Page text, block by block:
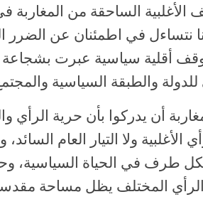
الأغلبية الساحقة من
نتساءل في اطمئنان عن الضرر
أقلية سياسية عبرت بشجاعة
والطبقة السياسية
أن يدركوا بأن حرية الرأي
الأغلبية ولا التيار العام
طرف في الحياة السياسية،
المختلف يظل مساحة